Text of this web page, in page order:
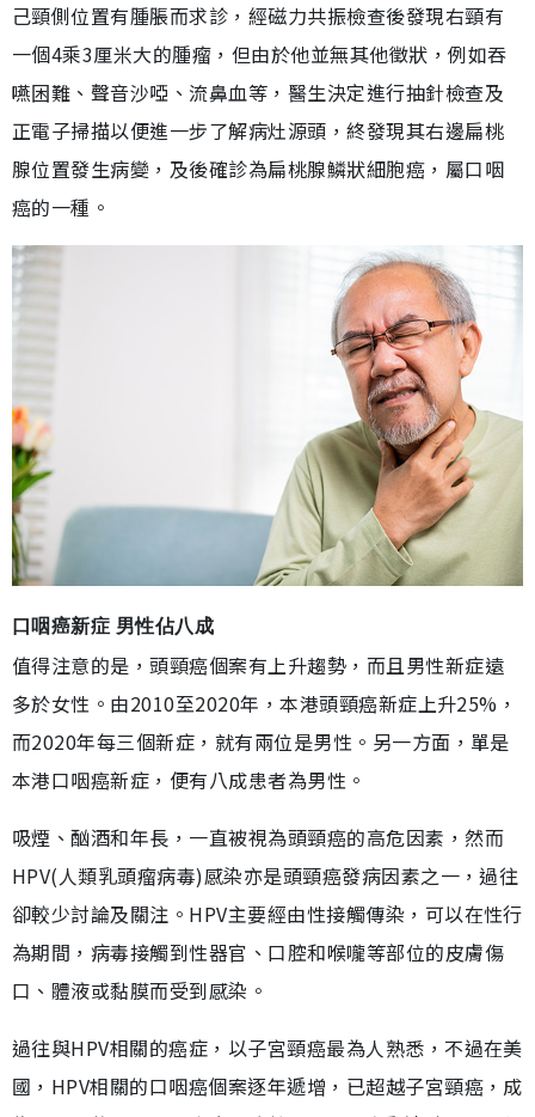
己頸側位置有腫脹而求診，經磁力共振檢查後發現右頸有
一個4乘3厘米大的腫瘤，但由於他並無其他徵狀，例如吞
嚥困難、聲音沙啞、流鼻血等，醫生決定進行抽針檢查及
正電子掃描以便進一步了解病灶源頭，終發現其右邊扁桃
腺位置發生病變，及後確診為扁桃腺鱗狀細胞癌，屬口咽
癌的一種。
口咽癌新症 男性佔八成
值得注意的是，頭頸癌個案有上升趨勢，而且男性新症遠
多於女性。由2010至2020年，本港頭頸癌新症上升25%，
而2020年每三個新症，就有兩位是男性。另一方面，單是
本港口咽癌新症，便有八成患者為男性。
吸煙、酗酒和年長，一直被視為頭頸癌的高危因素，然而
HPV(人類乳頭瘤病毒)感染亦是頭頸癌發病因素之一，過往
卻較少討論及關注。HPV主要經由性接觸傳染，可以在性行
為期間，病毒接觸到性器官、口腔和喉嚨等部位的皮膚傷
口、體液或黏膜而受到感染。
過往與HPV相關的癌症，以子宮頸癌最為人熟悉，不過在美
國，HPV相關的口咽癌個案逐年遞增，已超越子宮頸癌，成